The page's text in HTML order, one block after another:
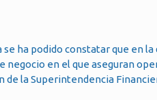
ha podido constatar que en la
en el que aseguran
la Superintendencia